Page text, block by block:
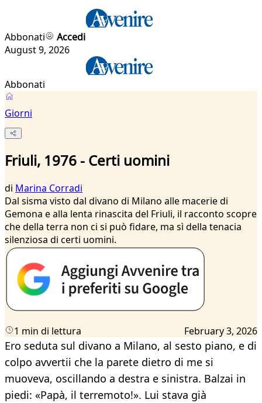
Abbonati
Accedi
August 9, 2026
Abbonati
Giorni
Friuli, 1976 - Certi uomini
di Marina Corradi
Dal sisma visto dal divano di Milano alle macerie di
Gemona e alla lenta rinascita del Friuli, il racconto scopre
che della terra non ci si può fidare, ma sì della tenacia
silenziosa di certi uomini.
1 min di lettura February 3, 2026
Ero seduta sul divano a Milano, al sesto piano, e di
colpo avvertii che la parete dietro di me si
muoveva, oscillando a destra e sinistra. Balzai in
piedi: «Papà, il terremoto!». Lui stava già